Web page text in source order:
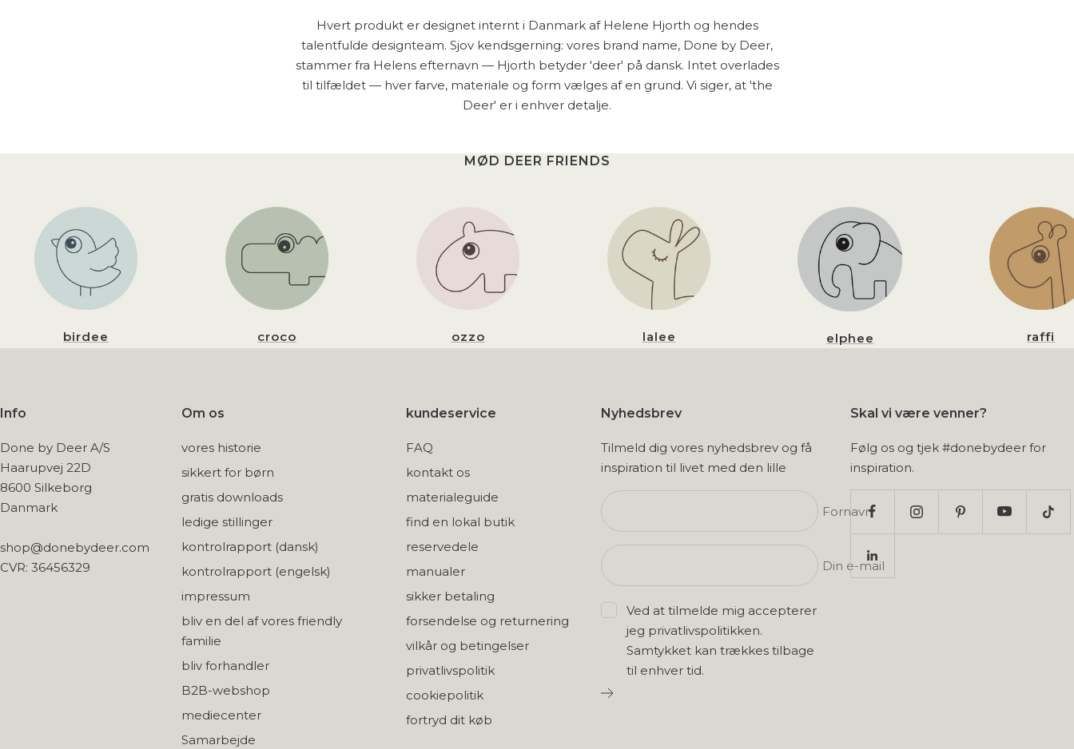
Hvert produkt er designet internt i Danmark af Helene Hjorth og hendes
talentfulde designteam. Sjov kendsgerning: vores brand name, Done by Deer,
stammer fra Helens efternavn — Hjorth betyder 'deer' på dansk. Intet overlades
til tilfældet — hver farve, materiale og form vælges af en grund. Vi siger, at 'the
Deer' er i enhver detalje.
MØD DEER FRIENDS
birdee croco ozzo lalee elphee raffi
Info
Done by Deer A/S
Haarupvej 22D
8600 Silkeborg
Danmark
shop@donebydeer.com
CVR: 36456329
Om os
vores historie
sikkert for børn
gratis downloads
ledige stillinger
kontrolrapport (dansk)
kontrolrapport (engelsk)
impressum
bliv en del af vores friendly
familie
bliv forhandler
B2B-webshop
mediecenter
Samarbejde
kundeservice
FAQ
kontakt os
materialeguide
find en lokal butik
reservedele
manualer
sikker betaling
forsendelse og returnering
vilkår og betingelser
privatlivspolitik
cookiepolitik
fortryd dit køb
Nyhedsbrev
Tilmeld dig vores nyhedsbrev og få
inspiration til livet med den lille
Fornavn
Din e-mail
Ved at tilmelde mig accepterer
jeg privatlivspolitikken.
Samtykket kan trækkes tilbage
til enhver tid.
Skal vi være venner?
Følg os og tjek #donebydeer for
inspiration.